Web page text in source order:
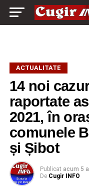
ACTUALITATE
14 noi
raportate
2021, în
comunele
și Șibot
Publicat acum 5
De Cugir INFO